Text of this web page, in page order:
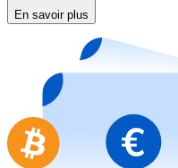
Nouveau
Achetez des
Aller à la boutique
En savoir plus